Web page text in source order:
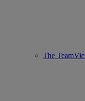
The